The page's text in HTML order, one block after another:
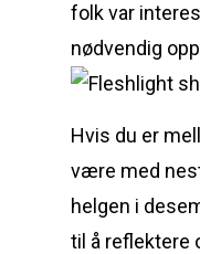
folk var
nødvendig
Hvis du er
være med
helgen i
til å reflektere